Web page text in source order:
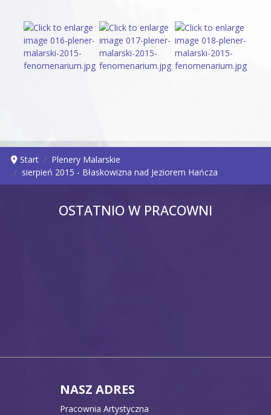
Start
Plenery Malarskie
sierpień 2015 - Błaskowizna nad Jeziorem Hańcza
OSTATNIO W PRACOWNI
NASZ ADRES
Pracownia Artystyczna